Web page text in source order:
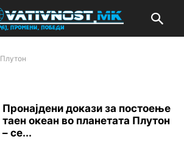
Плутон
Пронајдени докази за постоење
таен океан во планетата Плутон
– се...